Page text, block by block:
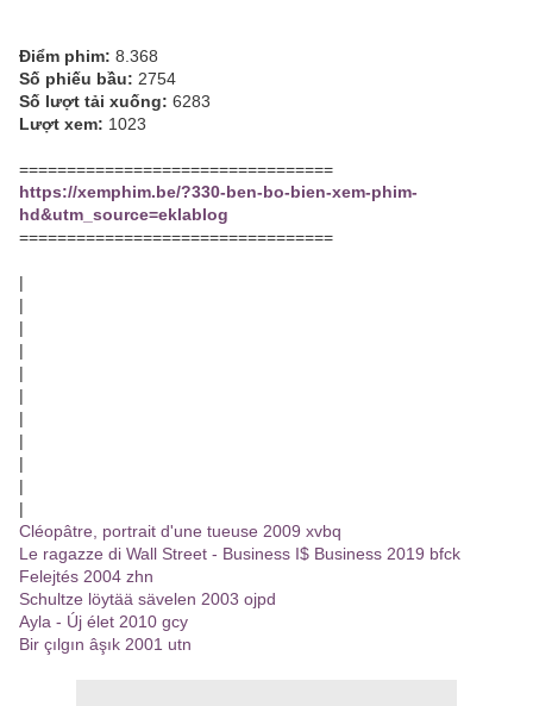
Điểm phim: 8.368
Số phiếu bầu: 2754
Số lượt tải xuống: 6283
Lượt xem: 1023
=================================
https://xemphim.be/?330-ben-bo-bien-xem-phim-
hd&utm_source=eklablog
=================================
|
|
|
|
|
|
|
|
|
|
|
Cléopâtre, portrait d'une tueuse 2009 xvbq
Le ragazze di Wall Street - Business I$ Business 2019 bfck
Felejtés 2004 zhn
Schultze löytää sävelen 2003 ojpd
Ayla - Új élet 2010 gcy
Bir çılgın âşık 2001 utn